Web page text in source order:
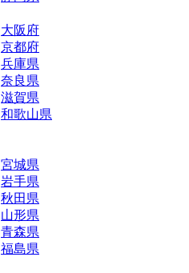
大阪府
京都府
兵庫県
奈良県
滋賀県
和歌山県
宮城県
岩手県
秋田県
山形県
青森県
福島県